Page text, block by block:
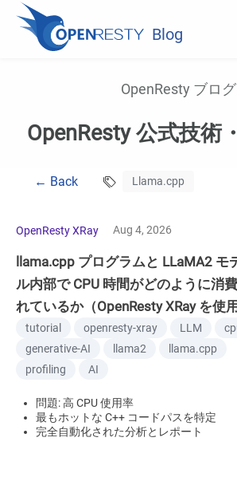
Blog
OpenResty Edge
ドキュメント
OpenResty XRay を試用する
OpenResty ブログ
OpenResty 公式技術
← Back Llama.cpp
OpenResty XRay Aug 4, 2026
llama.cpp プログラムと LLaMA2 モ
ル内部で CPU 時間がどのように消
れているか（OpenResty XRay を使用
tutorial openresty-xray LLM
generative-AI
llama2
llama.cpp
profiling
AI
問題: 高 CPU 使用率
最もホットな C++ コードパスを特定
完全自動化された分析とレポート